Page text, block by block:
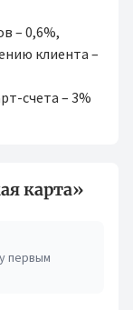
– 0,6%,
клиента –
счета – 3%
карта»
первым